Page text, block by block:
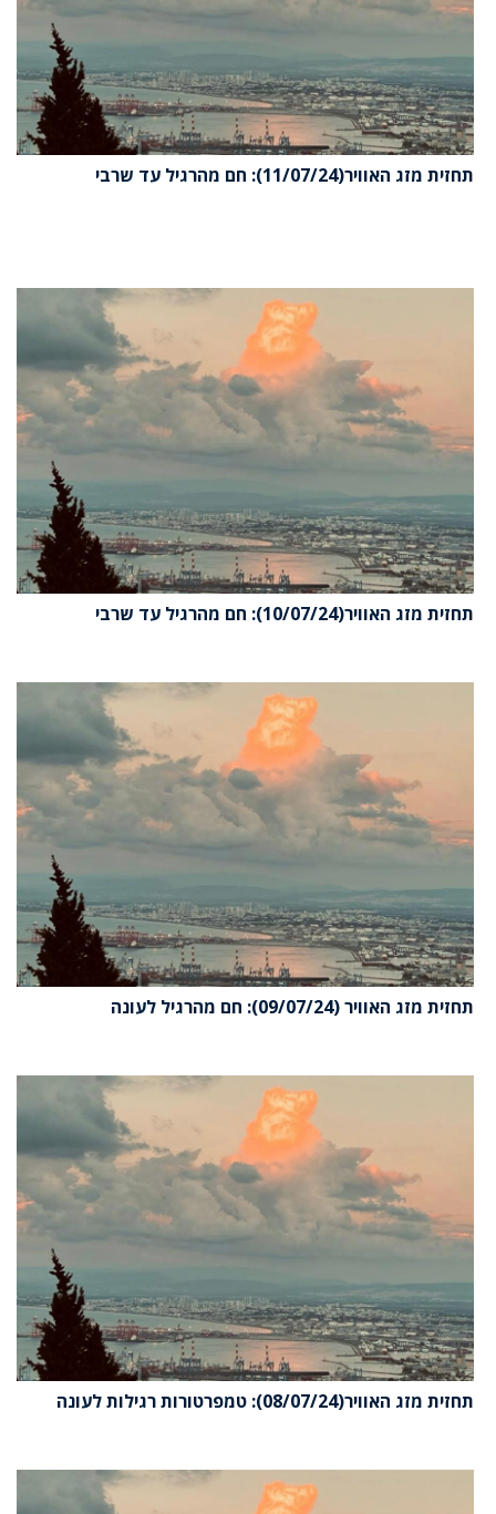
תחזית מזג האוויר(11/07/24): חם מהרגיל עד שרבי
תחזית מזג האוויר(10/07/24): חם מהרגיל עד שרבי
תחזית מזג האוויר (09/07/24): חם מהרגיל לעונה
תחזית מזג האוויר(08/07/24): טמפרטורות רגילות לעונה